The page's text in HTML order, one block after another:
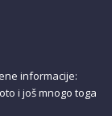
informacije:
i još mnogo toga